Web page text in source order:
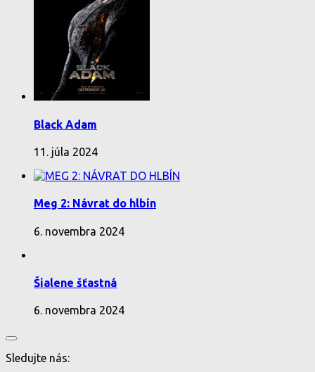
Black Adam
11. júla 2024
Meg 2: Návrat do hlbín
6. novembra 2024
Šialene šťastná
6. novembra 2024
Sledujte nás: